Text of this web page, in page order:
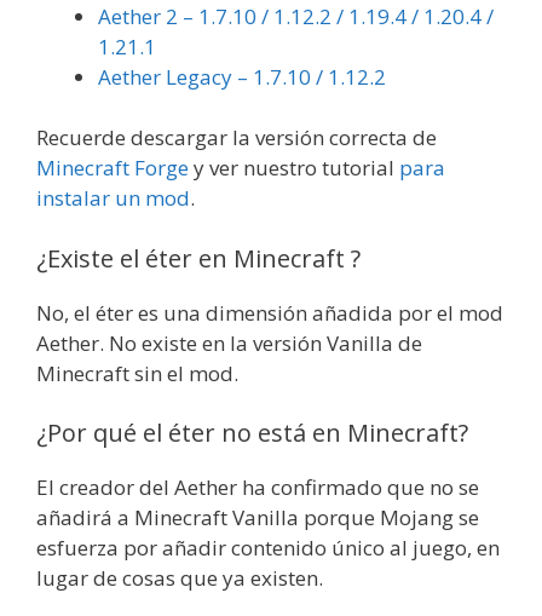
Aether 2 – 1.7.10 / 1.12.2 / 1.19.4 / 1.20.4 /
1.21.1
Aether Legacy – 1.7.10 / 1.12.2
Recuerde descargar la versión correcta de
Minecraft Forgey ver nuestro tutorial para
instalar un mod.
¿Existe el éter en Minecraft ?
No, el éter es una dimensión añadida por el mod
Aether. No existe en la versión Vanilla de
Minecraft sin el mod.
¿Por qué el éter no está en Minecraft?
El creador del Aether ha confirmado que no se
añadirá a Minecraft Vanilla porque Mojang se
esfuerza por añadir contenido único al juego, en
lugar de cosas que ya existen.